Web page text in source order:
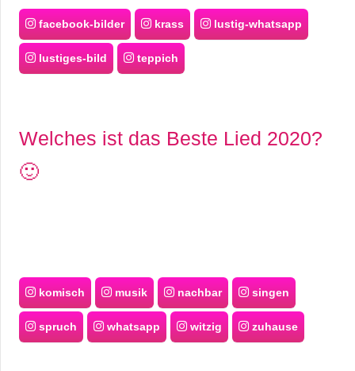
facebook-bilder krass lustig-whatsapp
lustiges-bild teppich
Welches ist das Beste Lied 2020?
🙂
komisch musik nachbar singen
spruch whatsapp witzig zuhause